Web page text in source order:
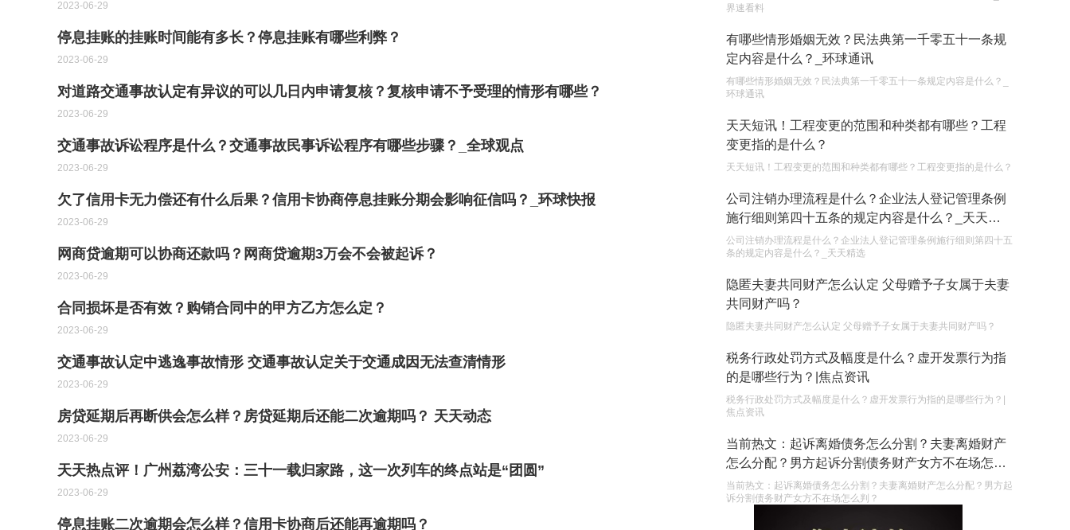
2023-06-29
停息挂账的挂账时间能有多长？停息挂账有哪些利弊？
2023-06-29
对道路交通事故认定有异议的可以几日内申请复核？复核申请不予受理的情形有哪些？
2023-06-29
交通事故诉讼程序是什么？交通事故民事诉讼程序有哪些步骤？_全球观点
2023-06-29
欠了信用卡无力偿还有什么后果？信用卡协商停息挂账分期会影响征信吗？_环球快报
2023-06-29
网商贷逾期可以协商还款吗？网商贷逾期3万会不会被起诉？
2023-06-29
合同损坏是否有效？购销合同中的甲方乙方怎么定？
2023-06-29
交通事故认定中逃逸事故情形 交通事故认定关于交通成因无法查清情形
2023-06-29
房贷延期后再断供会怎么样？房贷延期后还能二次逾期吗？ 天天动态
2023-06-29
天天热点评！广州荔湾公安：三十一载归家路，这一次列车的终点站是“团圆”
2023-06-29
停息挂账二次逾期会怎么样？信用卡协商后还能再逾期吗？
界速看料
有哪些情形婚姻无效？民法典第一千零五十一条规
定内容是什么？_环球通讯
有哪些情形婚姻无效？民法典第一千零五十一条规定内容是什么？_
环球通讯
天天短讯！工程变更的范围和种类都有哪些？工程
变更指的是什么？
天天短讯！工程变更的范围和种类都有哪些？工程变更指的是什么？
公司注销办理流程是什么？企业法人登记管理条例
施行细则第四十五条的规定内容是什么？_天天精
选
公司注销办理流程是什么？企业法人登记管理条例施行细则第四十五
条的规定内容是什么？_天天精选
隐匿夫妻共同财产怎么认定 父母赠予子女属于夫妻
共同财产吗？
隐匿夫妻共同财产怎么认定 父母赠予子女属于夫妻共同财产吗？
税务行政处罚方式及幅度是什么？虚开发票行为指
的是哪些行为？|焦点资讯
税务行政处罚方式及幅度是什么？虚开发票行为指的是哪些行为？|
焦点资讯
当前热文：起诉离婚债务怎么分割？夫妻离婚财产
怎么分配？男方起诉分割债务财产女方不在场怎么
判？
当前热文：起诉离婚债务怎么分割？夫妻离婚财产怎么分配？男方起
诉分割债务财产女方不在场怎么判？